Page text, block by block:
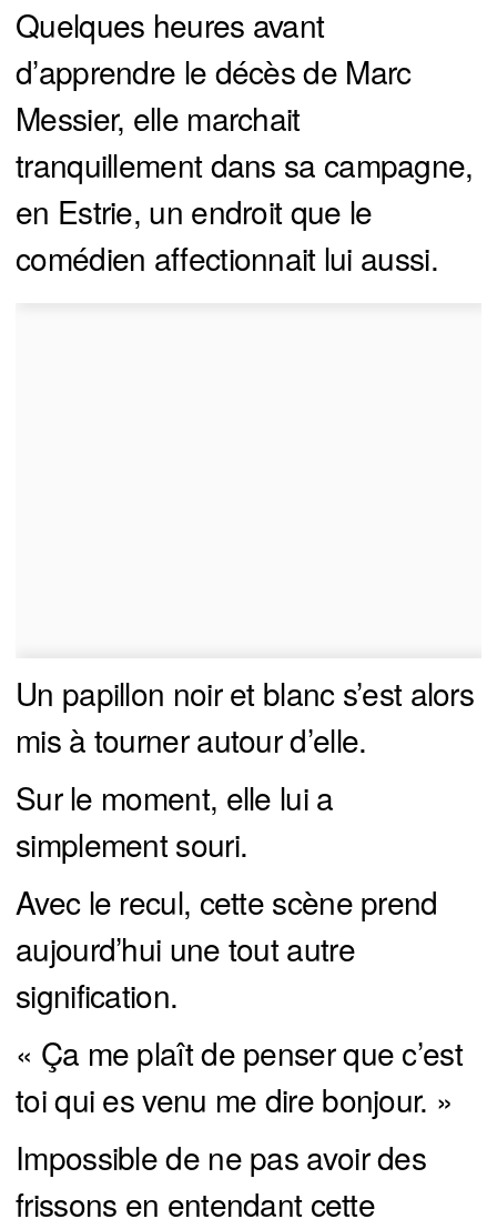
Quelques heures avant
d’apprendre le décès de Marc
Messier, elle marchait
tranquillement dans sa campagne,
en Estrie, un endroit que le
comédien affectionnait lui aussi.
Un papillon noir et blanc s’est alors
mis à tourner autour d’elle.
Sur le moment, elle lui a
simplement souri.
Avec le recul, cette scène prend
aujourd’hui une tout autre
signification.
« Ça me plaît de penser que c’est
toi qui es venu me dire bonjour. »
Impossible de ne pas avoir des
frissons en entendant cette